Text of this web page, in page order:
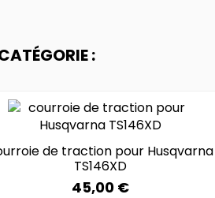
:
de traction pour Husqvarna
TS146XD
45,00 €